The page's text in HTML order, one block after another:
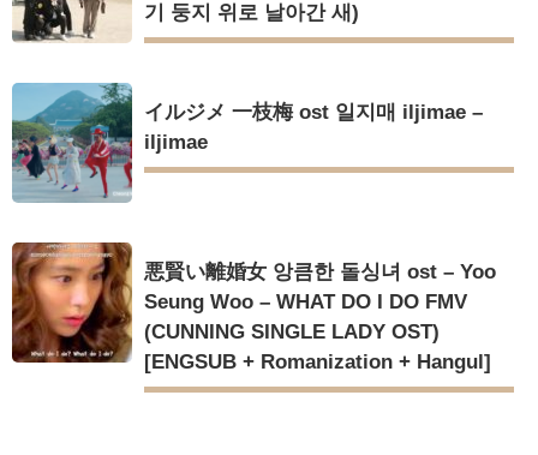
기 둥지 위로 날아간 새)
イルジメ 一枝梅 ost 일지매 iljimae –
iljimae
悪賢い離婚女 앙큼한 돌싱녀 ost – Yoo
Seung Woo – WHAT DO I DO FMV
(CUNNING SINGLE LADY OST)
[ENGSUB + Romanization + Hangul]